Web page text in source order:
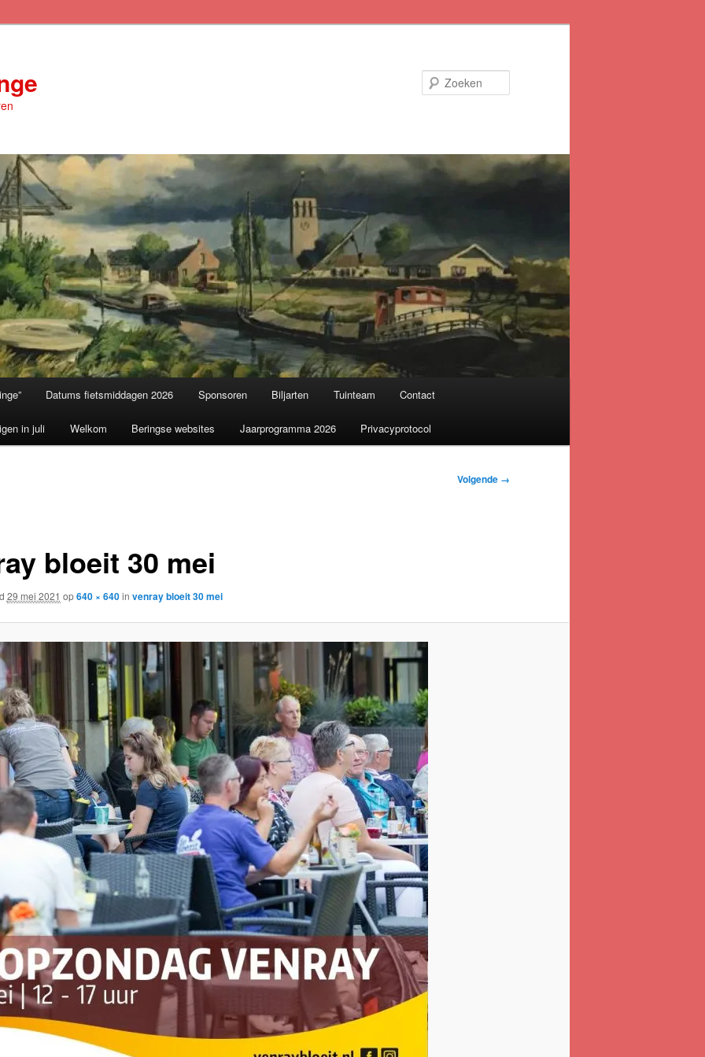
Datums fietsmiddagen 2026 Sponsoren Biljarten Tuinteam Contact
in juli Welkom Beringse websites Jaarprogramma 2026 Privacyprotocol
Volgende →
bloeit 30 mei
29 mei 2021 op640 × 640in venray bloeit 30 mei